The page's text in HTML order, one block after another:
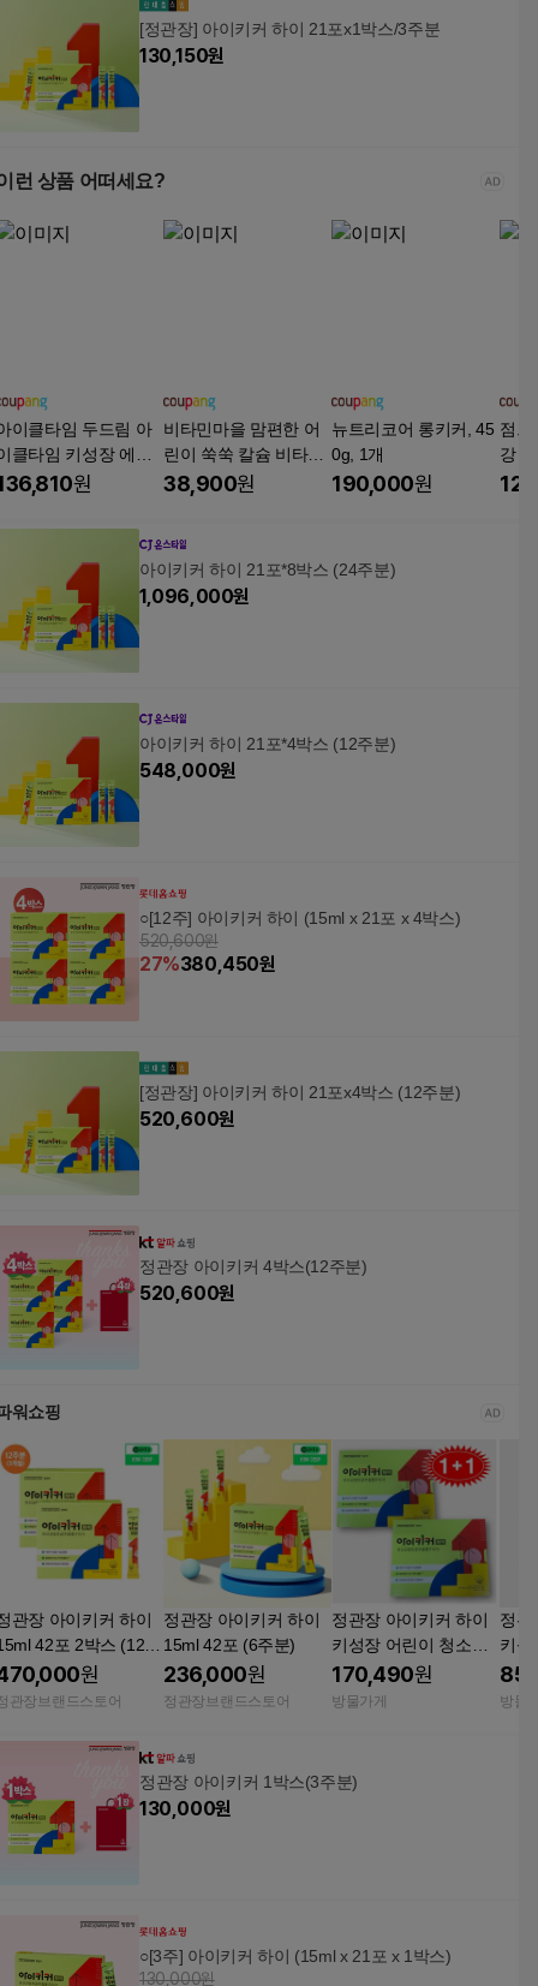
[정관장] 아이키커 하이 21포x1박스/3주분
130,150원
런 상품 어떠세요?
이클타임 두드림 아
클타임 키성장 에프
오 30p
원
비타민마을 맘편한 어
린이 쑥쑥 칼슘 비타민
D 아연 젤리, 280g, 4개
38,900원
뉴트리코어 롱키커, 45
0g, 1개
190,000원
점프
강
영양
아이키커 하이 21포*8박스 (24주분)
1,096,000원
아이키커 하이 21포*4박스 (12주분)
548,000원
○[12주] 아이키커 하이 (15ml x 21포 x 4박스)
520,600원
27%380,450원
[정관장] 아이키커 하이 21포x4박스 (12주분)
520,600원
정관장 아이키커 4박스(12주분)
520,600원
워쇼핑
관장 아이키커 하이
42포 2박스 (12주
)
원
관장브랜드스토어
정관장 아이키커 하이
15ml 42포 (6주분)
236,000원
정관장브랜드스토어
정관장 아이키커 하이
키성장 어린이 청소년
21포, 2개
170,490원
방물가게
정관
키성
21
방물
정관장 아이키커 1박스(3주분)
130,000원
○[3주] 아이키커 하이 (15ml x 21포 x 1박스)
130,000원